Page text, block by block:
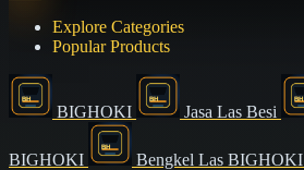
Explore Categories
Popular Products
BIGHOKI Jasa Las Besi
BIGHOKI Bengkel Las BIGHOKI